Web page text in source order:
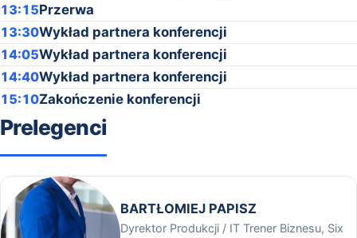
13:15Przerwa
13:30Wykład partnera konferencji
14:05Wykład partnera konferencji
14:40Wykład partnera konferencji
15:10Zakończenie konferencji
Prelegenci
BARTŁOMIEJ PAPISZ
Dyrektor Produkcji / IT Trener Biznesu, Six